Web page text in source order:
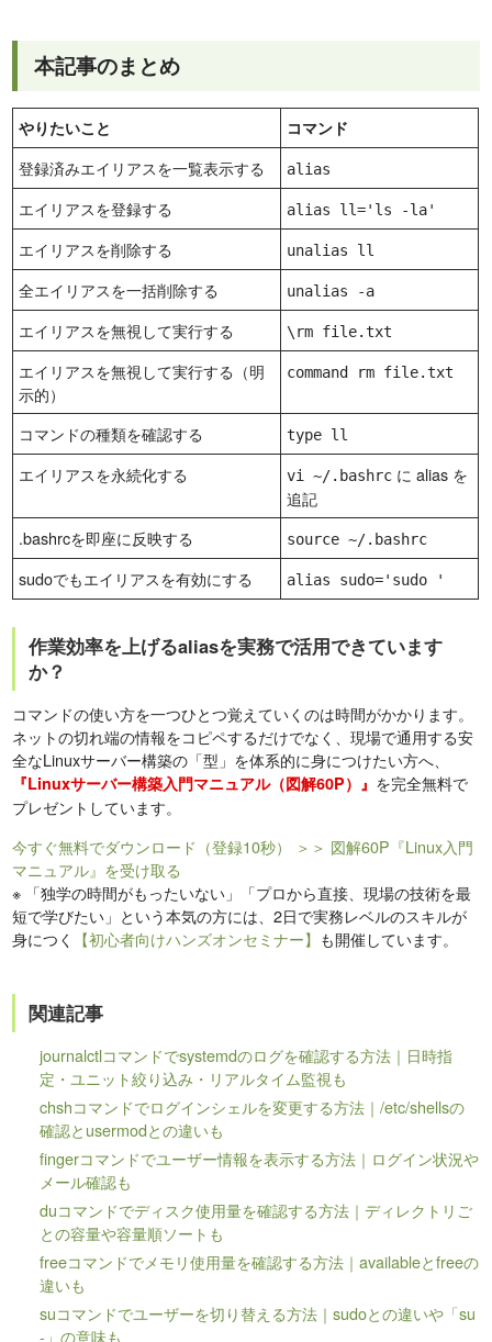
本記事のまとめ
やりたいこと コマンド
登録済みエイリアスを一覧表示する alias
エイリアスを登録する alias ll='ls -la'
エイリアスを削除する unalias ll
全エイリアスを一括削除する unalias -a
エイリアスを無視して実行する \rm file.txt
エイリアスを無視して実行する（明
示的）
command rm file.txt
コマンドの種類を確認する type ll
エイリアスを永続化する vi ~/.bashrc に alias を
追記
.bashrcを即座に反映する
source ~/.bashrc
sudoでもエイリアスを有効にする alias sudo='sudo '
作業効率を上げるaliasを実務で活用できています
か？
コマンドの使い方を一つひとつ覚えていくのは時間がかかります。
ネットの切れ端の情報をコピペするだけでなく、現場で通用する安
全なLinuxサーバー構築の「型」を体系的に身につけたい方へ、
『Linuxサーバー構築入門マニュアル（図解60P）』 を完全無料で
プレゼントしています。
今すぐ無料でダウンロード（登録10秒）
＞＞ 図解60P『Linux入門
マニュアル』を受け取る
※ 「独学の時間がもったいない」「プロから直接、現場の技術を最
短で学びたい」という本気の方には、2日で実務レベルのスキルが
身につく
【初心者向けハンズオンセミナー】 も開催しています。
関連記事
journalctlコマンドでsystemdのログを確認する方法｜日時指
定・ユニット絞り込み・リアルタイム監視も
chshコマンドでログインシェルを変更する方法｜/etc/shellsの
確認とusermodとの違いも
fingerコマンドでユーザー情報を表示する方法｜ログイン状況や
メール確認も
duコマンドでディスク使用量を確認する方法｜ディレクトリご
との容量や容量順ソートも
freeコマンドでメモリ使用量を確認する方法｜availableとfreeの
違いも
suコマンドでユーザーを切り替える方法｜sudoとの違いや「su
-」の意味も